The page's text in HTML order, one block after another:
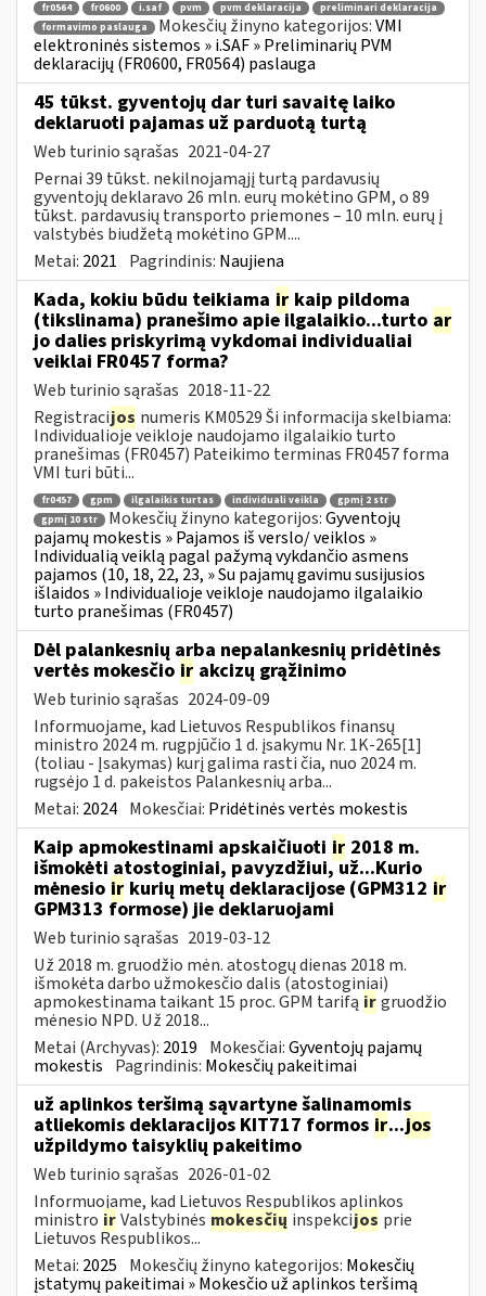
fr0564 fr0600 i.saf pvm pvm deklaracija
preliminari deklaracija
formavimo paslauga
Mokesčių žinyno kategorijos:VMI
elektroninės sistemos » i.SAF » Preliminarių PVM
deklaracijų (FR0600, FR0564) paslauga
45 tūkst. gyventojų dar turi savaitę laiko
deklaruoti pajamas už parduotą turtą
Web turinio sąrašas 2021-04-27
Pernai 39 tūkst. nekilnojamąjį turtą pardavusių
gyventojų deklaravo 26 mln. eurų mokėtino GPM, o 89
tūkst. pardavusių transporto priemones – 10 mln. eurų į
valstybės biudžetą mokėtino GPM....
Metai: 2021 Pagrindinis: Naujiena
Kada, kokiu būdu teikiama ir kaip pildoma
(tikslinama) pranešimo apie ilgalaikio...turto ar
jo dalies priskyrimą vykdomai individualiai
veiklai FR0457 forma?
Web turinio sąrašas 2018-11-22
Registracijos numeris KM0529 Ši informacija skelbiama:
Individualioje veikloje naudojamo ilgalaikio turto
pranešimas (FR0457) Pateikimo terminas FR0457 forma
VMI turi būti...
fr0457 gpm ilgalaikis turtas individuali veikla
gpmį 2 str
gpmį 10 str
Mokesčių žinyno kategorijos:Gyventojų
pajamų mokestis » Pajamos iš verslo/ veiklos »
Individualią veiklą pagal pažymą vykdančio asmens
pajamos (10, 18, 22, 23, » Su pajamų gavimu susijusios
išlaidos » Individualioje veikloje naudojamo ilgalaikio
turto pranešimas (FR0457)
Dėl palankesnių arba nepalankesnių pridėtinės
vertės mokesčio ir akcizų grąžinimo
Web turinio sąrašas 2024-09-09
Informuojame, kad Lietuvos Respublikos finansų
ministro 2024 m. rugpjūčio 1 d. įsakymu Nr. 1K-265[1]
(toliau - Įsakymas) kurį galima rasti čia, nuo 2024 m.
rugsėjo 1 d. pakeistos Palankesnių arba...
Metai: 2024 Mokesčiai: Pridėtinės vertės mokestis
Kaip apmokestinami apskaičiuoti ir 2018 m.
išmokėti atostoginiai, pavyzdžiui, už...Kurio
mėnesio ir kurių metų deklaracijose (GPM312 ir
GPM313 formose) jie deklaruojami
Web turinio sąrašas 2019-03-12
Už 2018 m. gruodžio mėn. atostogų dienas 2018 m.
išmokėta darbo užmokesčio dalis (atostoginiai)
apmokestinama taikant 15 proc. GPM tarifą irgruodžio
mėnesio NPD. Už 2018...
Metai (Archyvas): 2019 Mokesčiai:Gyventojų pajamų
mokestis Pagrindinis: Mokesčių pakeitimai
už aplinkos teršimą sąvartyne šalinamomis
atliekomis deklaracijos KIT717 formos ir...jos
užpildymo taisyklių pakeitimo
Web turinio sąrašas 2026-01-02
Informuojame, kad Lietuvos Respublikos aplinkos
ministro irValstybinės mokesčių inspekcijos prie
Lietuvos Respublikos...
Metai: 2025 Mokesčių žinyno kategorijos: Mokesčių
įstatymų pakeitimai » Mokesčio už aplinkos teršimą